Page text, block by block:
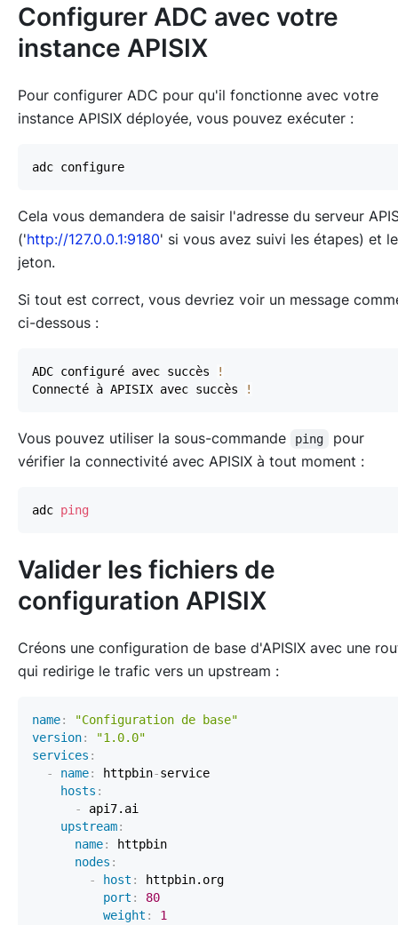
Configurer ADC avec votre
instance APISIX
Pour configurer ADC pour qu'il fonctionne avec votre
instance APISIX déployée, vous pouvez exécuter :
Cela vous demandera de saisir l'adresse du serveur
('http://127.0.0.1:9180' si vous avez suivi les étapes) et le
jeton.
Si tout est correct, vous devriez voir un message
ci-dessous :
ADC configuré avec succès
!
Connecté à APISIX avec succès
!
Vous pouvez utiliser la sous-commande ping
pour
vérifier la connectivité avec APISIX à tout moment :
adc ping
Valider les fichiers de
configuration APISIX
Créons une configuration de base d'APISIX avec une
qui redirige le trafic vers un upstream :
name:
"Configuration de base"
version:
"1.0.0"
services :
-
name: httpbin-
hosts :
-
upstream:
name:
nodes :
-
host :
port :
80
weight : 1